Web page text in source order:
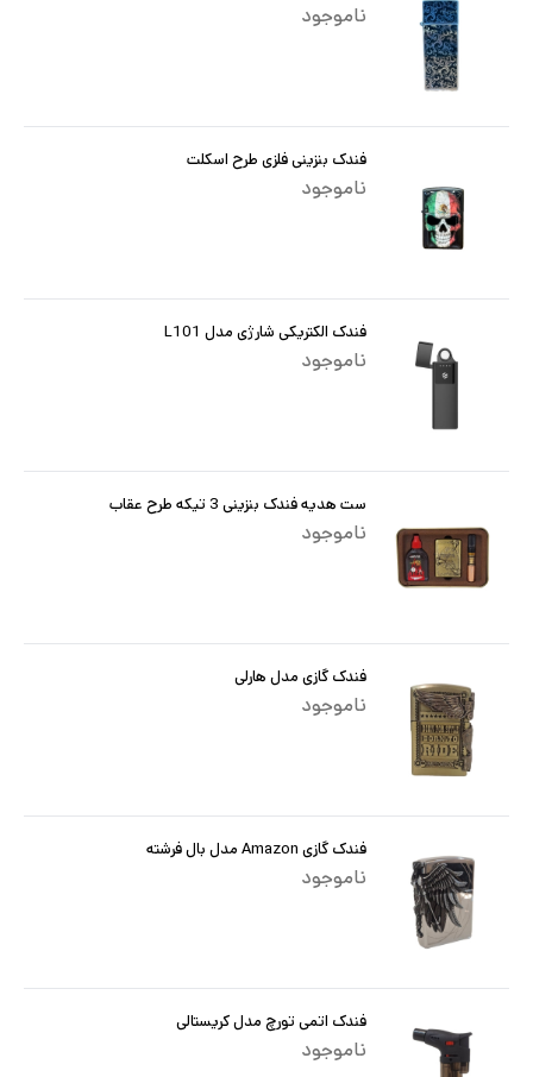
ناموجود
فندک بنزینی فلزی طرح اسکلت
ناموجود
فندک الکتریکی شارژی مدل L101
ناموجود
ست هدیه فندک بنزینی 3 تیکه طرح عقاب
ناموجود
فندک گازی مدل هارلی
ناموجود
فندک گازی Amazon مدل بال فرشته
ناموجود
فندک اتمی تورچ مدل کریستالی
ناموجود